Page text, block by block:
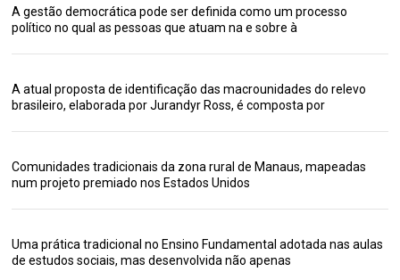
A gestão democrática pode ser definida como um processo
político no qual as pessoas que atuam na e sobre à
A atual proposta de identificação das macrounidades do relevo
brasileiro, elaborada por Jurandyr Ross, é composta por
Comunidades tradicionais da zona rural de Manaus, mapeadas
num projeto premiado nos Estados Unidos
Uma prática tradicional no Ensino Fundamental adotada nas aulas
de estudos sociais, mas desenvolvida não apenas